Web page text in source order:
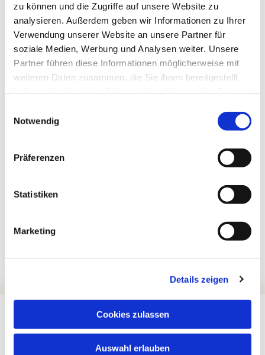
zu können und die Zugriffe auf unsere Website zu
analysieren. Außerdem geben wir Informationen zu Ihrer
Verwendung unserer Website an unsere Partner für
soziale Medien, Werbung und Analysen weiter. Unsere
Partner führen diese Informationen möglicherweise mit
weiteren Daten zusammen, die Sie ihnen bereitgestellt
Notwendig
Präferenzen
Statistiken
Marketing
Details zeigen
Cookies zulassen
Auswahl erlauben